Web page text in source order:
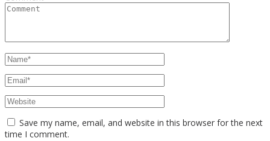
Save my name, email, and website in this browser for the next
time I comment.